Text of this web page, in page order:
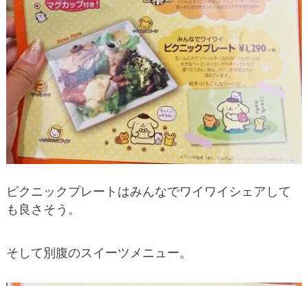
ピクニックプレートはみんなでワイワイシェアして
も良さそう。
そして別腹のスイーツメニュー。